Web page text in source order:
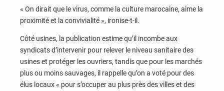
« On dirait que le virus, comme la culture marocaine, aime la
proximité et la convivialité », ironise-t-il.
Côté usines, la publication estime qu’il incombe aux
syndicats d’intervenir pour relever le niveau sanitaire des
usines et protéger les ouvriers, tandis que pour les marchés
plus ou moins sauvages, il rappelle qu’on a voté pour des
élus locaux « pour s’occuper au plus près des villes et des